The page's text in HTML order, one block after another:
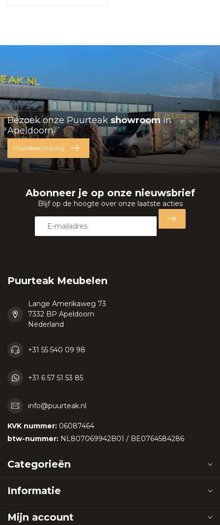
Bezoek onze Puurteak showroom in
Apeldoorn
Routebeschrijving
Abonneer je op onze nieuwsbrief
Blijf op de hoogte over onze laatste acties
Puurteak Meubelen
Lange Amerikaweg 73
7332 BP Apeldoorn
Nederland
+31 55 540 09 98
+31 6 57 51 53 85
info@puurteak.nl
KVK nummer: 06087464
btw-nummer: NL807069942B01 / BE0764584286
Categorieën
Informatie
Mijn account